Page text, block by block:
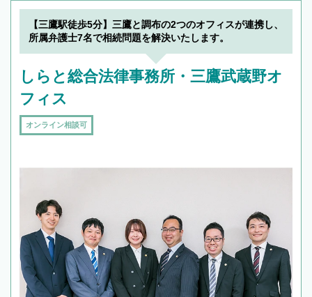
【三鷹駅徒歩5分】三鷹と調布の2つのオフィスが連携し、
所属弁護士7名で相続問題を解決いたします。
しらと総合法律事務所・三鷹武蔵野オ
フィス
オンライン相談可